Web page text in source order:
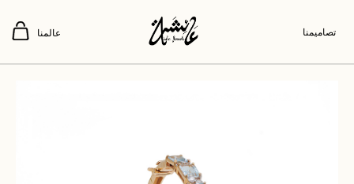
تصاميمنا عالمنا